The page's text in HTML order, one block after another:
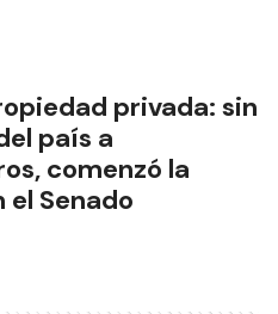
privada: sin
país a
comenzó la
el Senado